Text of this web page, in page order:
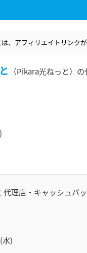
、アフィリエイトリンクが
（Pikara光ねっと）
代理店・キャッシュバ
水)